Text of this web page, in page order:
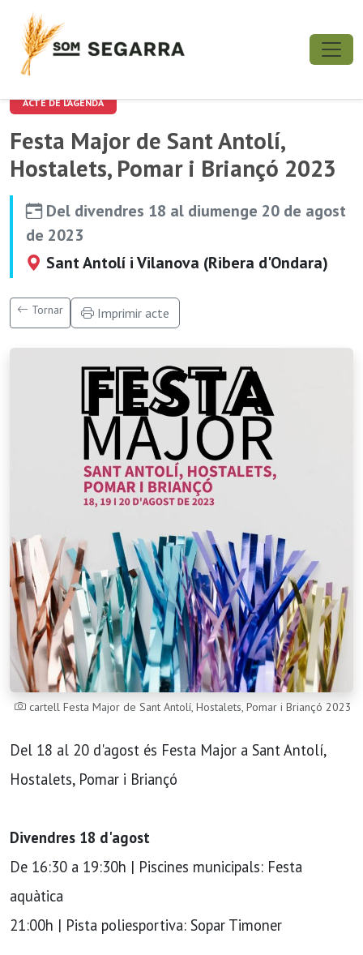
ACTE DE L'AGENDA
Festa Major de Sant Antolí,
Hostalets, Pomar i Briançó 2023
Del divendres 18 al diumenge 20 de agost
de 2023
Sant Antolí i Vilanova (Ribera d'Ondara)
Tornar Imprimir acte
cartell Festa Major de Sant Antolí, Hostalets, Pomar i Briançó 2023
Del 18 al 20 d'agost és Festa Major a Sant Antolí,
Hostalets, Pomar i Briançó
Divendres 18 d'agost
De 16:30 a 19:30h | Piscines municipals: Festa
aquàtica
21:00h | Pista poliesportiva: Sopar Timoner